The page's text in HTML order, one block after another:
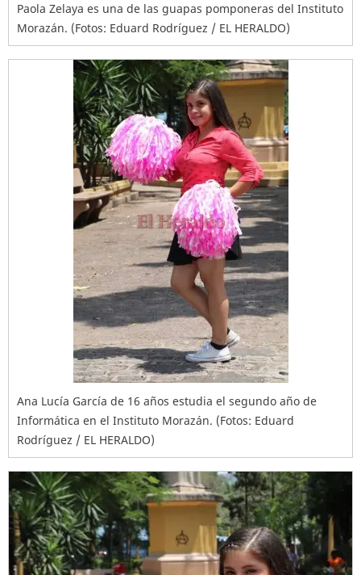
Paola Zelaya es una de las guapas pomponeras del Instituto
Morazán. (Fotos: Eduard Rodríguez / EL HERALDO)
Ana Lucía García de 16 años estudia el segundo año de
Informática en el Instituto Morazán. (Fotos: Eduard
Rodríguez / EL HERALDO)